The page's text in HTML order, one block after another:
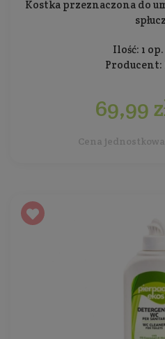
Kostka przeznaczona do
Ilość: 1
Producent:
69,99
Cena jednostkowa: